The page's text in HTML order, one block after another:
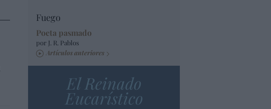
Fuego
Poeta pasmado
por J. R. Pablos
Artículos anteriores
El Reinado
Eucarístico